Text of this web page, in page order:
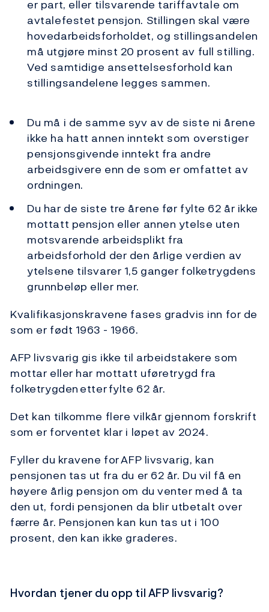
er part, eller tilsvarende tariffavtale om
avtalefestet pensjon. Stillingen skal være
hovedarbeidsforholdet, og stillingsandelen
må utgjøre minst 20 prosent av full stilling.
Ved samtidige ansettelsesforhold kan
stillingsandelene legges sammen.
Du må i de samme syv av de siste ni årene
ikke ha hatt annen inntekt som overstiger
pensjonsgivende inntekt fra andre
arbeidsgivere enn de som er omfattet av
ordningen.
Du har de siste tre årene før fylte 62 år ikke
mottatt pensjon eller annen ytelse uten
motsvarende arbeidsplikt fra
arbeidsforhold der den årlige verdien av
ytelsene tilsvarer 1,5 ganger folketrygdens
grunnbeløp eller mer.
Kvalifikasjonskravene fases gradvis inn for de
som er født 1963 - 1966.
AFP livsvarig gis ikke til arbeidstakere som
mottar eller har mottatt uføretrygd fra
folketrygden etter fylte 62 år.
Det kan tilkomme flere vilkår gjennom forskrift
som er forventet klar i løpet av 2024.
Fyller du kravene for AFP livsvarig, kan
pensjonen tas ut fra du er 62 år. Du vil få en
høyere årlig pensjon om du venter med å ta
den ut, fordi pensjonen da blir utbetalt over
færre år. Pensjonen kan kun tas ut i 100
prosent, den kan ikke graderes.
Hvordan tjener du opp til AFP livsvarig?